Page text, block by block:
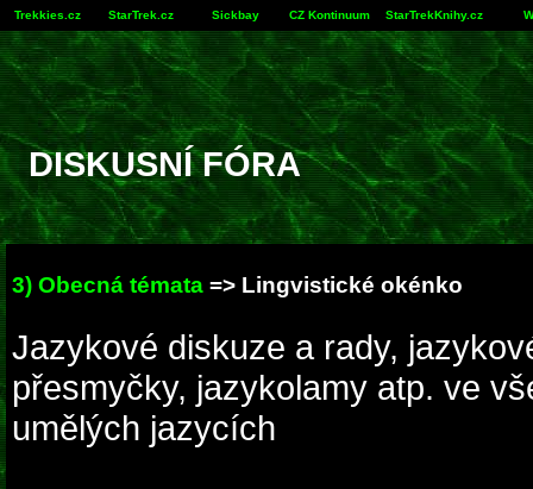
Trekkies.cz StarTrek.cz Sickbay CZ Kontinuum StarTrekKnihy.cz
DISKUSNÍ FÓRA
3) Obecná témata => Lingvistické okénko
Jazykové diskuze a rady,
přesmyčky, jazykolamy atp. ve
umělých jazycích